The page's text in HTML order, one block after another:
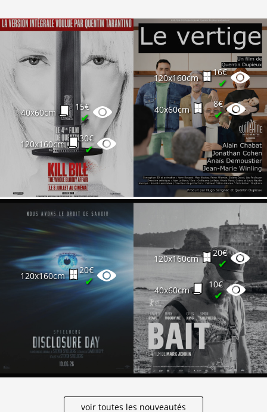
40x60cm
15€
✔
120x160cm
30€
✔
120x160cm
16€
✔
40x60cm
8€
✔
120x160cm
20€
✔
120x160cm
20€
✔
40x60cm
10€
✔
voir toutes les nouveautés